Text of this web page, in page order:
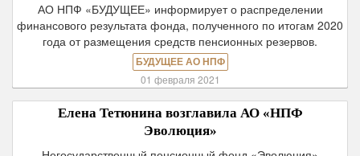
АО НПФ «БУДУЩЕЕ» информирует о распределении
финансового результата фонда, полученного по итогам 2020
года от размещения средств пенсионных резервов.
БУДУЩЕЕ АО НПФ
01 февраля 2021
Елена Тетюнина возглавила АО «НПФ
Эволюция»